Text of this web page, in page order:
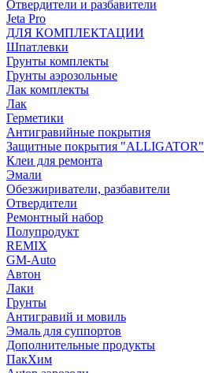
Отвердители и разбавители
Jeta Pro
ДЛЯ КОМПЛЕКТАЦИИ
Шпатлевки
Грунты комплекты
Грунты аэрозольные
Лак комплекты
Лак
Герметики
Антигравийные покрытия
Защитные покрытия "ALLIGATOR"
Клеи для ремонта
Эмали
Обезжириватели, разбавители
Отвердители
Ремонтный набор
Полупродукт
REMIX
GM-Auto
Автон
Лаки
Грунты
Антигравий и мовиль
Эмаль для суппортов
Дополнительные продукты
ПакХим